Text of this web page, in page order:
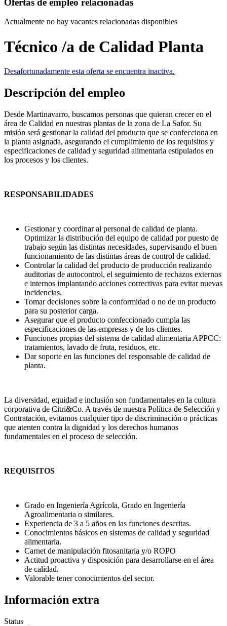
Actualmente no hay vacantes relacionadas disponibles
Técnico /a de Calidad Planta
Desafortunadamente esta oferta se encuentra inactiva.
Descripción del empleo
Desde Martinavarro, buscamos personas que quieran crecer en el
área de Calidad en nuestras plantas de la zona de La Safor. Su
misión será gestionar la calidad del producto que se confecciona en
la planta asignada, asegurando el cumplimiento de los requisitos y
especificaciones de calidad y seguridad alimentaria estipulados en
los procesos y los clientes.
RESPONSABILIDADES
Gestionar y coordinar al personal de calidad de planta.
Optimizar la distribución del equipo de calidad por puesto de
trabajo según las distintas necesidades, supervisando el buen
funcionamiento de las distintas áreas de control de calidad.
Controlar la calidad del producto de producción realizando
auditorias de autocontrol, el seguimiento de rechazos externos
e internos implantando acciones correctivas para evitar nuevas
incidencias.
Tomar decisiones sobre la conformidad o no de un producto
para su posterior carga.
Asegurar que el producto confeccionado cumpla las
especificaciones de las empresas y de los clientes.
Funciones propias del sistema de calidad alimentaria APPCC:
tratamientos, lavado de fruta, residuos, etc.
Dar soporte en las funciones del responsable de calidad de
planta.
La diversidad, equidad e inclusión son fundamentales en la cultura
corporativa de Citri&Co. A través de nuestra Política de Selección y
Contratación, evitamos cualquier tipo de discriminación o prácticas
que atenten contra la dignidad y los derechos humanos
fundamentales en el proceso de selección.
REQUISITOS
Grado en Ingeniería Agrícola, Grado en Ingeniería
Agroalimentaria o similares.
Experiencia de 3 a 5 años en las funciones descritas.
Conocimientos básicos en sistemas de calidad y seguridad
alimentaria.
Carnet de manipulación fitosanitaria y/o ROPO
Actitud proactiva y disposición para desarrollarse en el área
de calidad.
Valorable tener conocimientos del sector.
Información extra
Status